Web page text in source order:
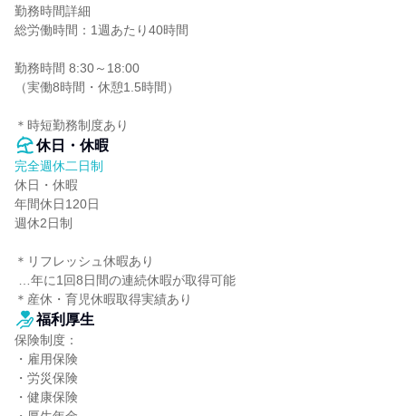
勤務時間詳細
総労働時間：1週あたり40時間
勤務時間 8:30～18:00
（実働8時間・休憩1.5時間）
＊時短勤務制度あり
休日・休暇
完全週休二日制
休日・休暇
年間休日120日
週休2日制
＊リフレッシュ休暇あり
＊産休・育児休暇取得実績あり
福利厚生
保険制度：
・雇用保険
・労災保険
・健康保険